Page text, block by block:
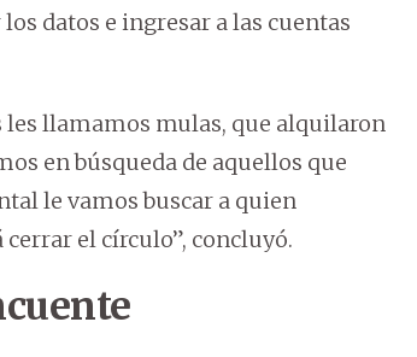
datos e ingresar a las cuentas
les llamamos mulas, que alquilaron
en búsqueda de aquellos que
le vamos buscar a quien
el círculo”, concluyó.